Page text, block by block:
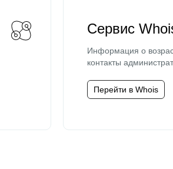
Сервис
Информация о
контакты
Перейти в Whois